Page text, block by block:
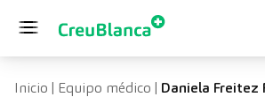
Inicio | Equipo médico | Daniela Freitez